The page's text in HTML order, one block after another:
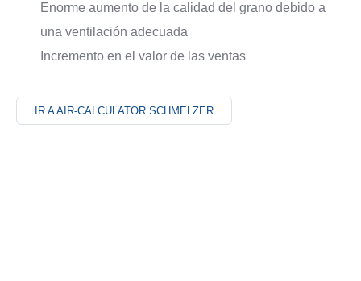
Enorme aumento de la calidad del grano debido a
una ventilación adecuada
Incremento en el valor de las ventas
IR A AIR-CALCULATOR SCHMELZER